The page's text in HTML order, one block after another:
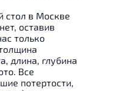
стол в Москве
оставив
только
длина, глубина
Все
потертости,